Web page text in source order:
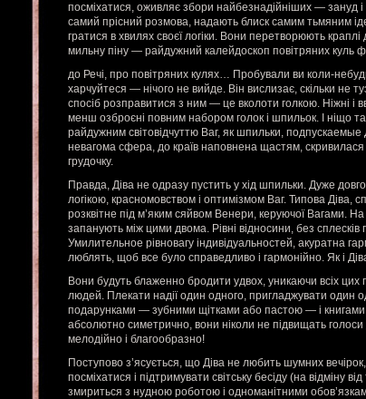
посміхатися, оживляє збори найбезнадійніших — зануд і
самий прісний розмова, надають блиск самим тьмяним
гратися в хвилях своєї логіки. Вони перетворюють
мильну піну — райдужний калейдоскоп повітряних куль
до Речі, про повітряних кулях… Пробували ви коли-
харчуйтеся — нічого не вийде. Він вислизає, скільки не
спосіб розправитися з ним — це вколоти голкою. Ніжні і
менш озброєні повним набором голок і шпильок. І ніщо
райдужним світовідчуттю Ваг, як шпильки,
невагома сфера, до країв наповнена щастям,
грудочку.
Правда, Діва не одразу пустить у хід шпильки. Дуже
логікою, красномовством і оптимізмом Ваг. Типова Діва,
розквітне під м’яким сяйвом Венери, керуючої Вагами.
запанують між цими двома. Рівні відносини, без
Умилительное рівновагу індивідуальностей, акуратна
люблять, щоб все було справедливо і гармонійно. Як і
Вони будуть блаженно бродити удвох, уникаючи всіх цих
людей. Плекати надії один одного, пригладжувати один
подарунками — зубними щітками або пастою — і книгами.
абсолютно симетрично, вони ніколи не підвищать
мелодійно і благообразно!
Поступово з’ясується, що Діва не любить шумних
посміхатися і підтримувати світську бесіду (на відміну
змириться з нудною роботою і одноманітними